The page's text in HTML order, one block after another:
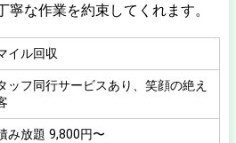
な作業を約束してくれます。
イル回収
ッフ同行サービスあり、笑顔の絶え
み放題 9,800円〜